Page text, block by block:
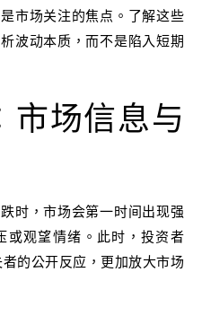
市场关注的焦点。了解这些
波动本质，而不是陷入短期
市场信息与
时，市场会第一时间出现强
或观望情绪。此时，投资者
的公开反应，更加放大市场